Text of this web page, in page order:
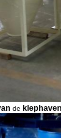
de